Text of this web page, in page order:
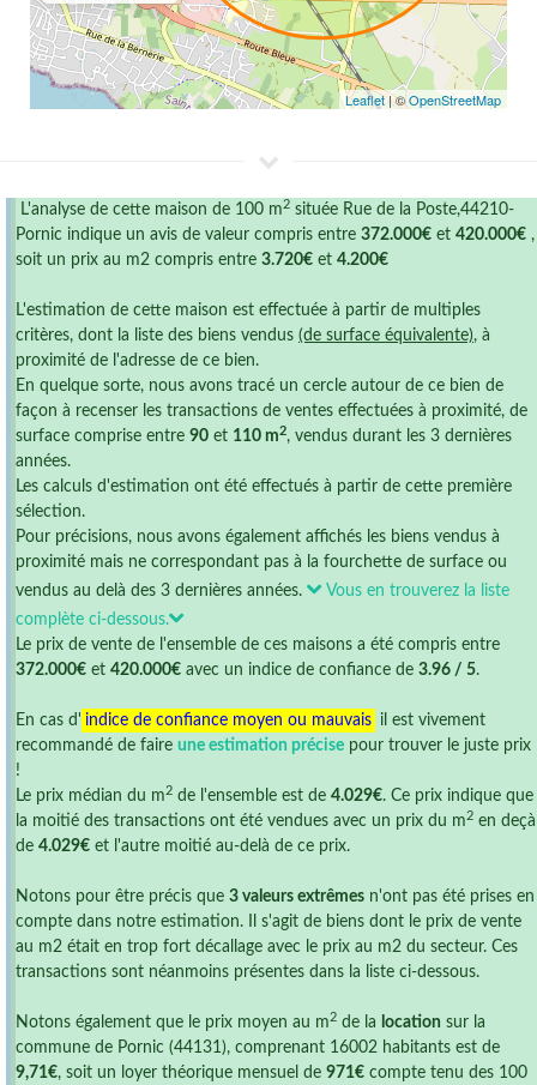
Leaflet| ©OpenStreetMap
L'analyse de cette maison de 100 m 2 située Rue de la Poste,44210-
Pornic indique un avis de valeur compris entre 372.000€ et 420.000€ ,
soit un prix au m2 compris entre 3.720€ et 4.200€
L'estimation de cette maison est effectuée à partir de multiples
critères, dont la liste des biens vendus (de surface équivalente), à
proximité de l'adresse de ce bien.
En quelque sorte, nous avons tracé un cercle autour de ce bien de
façon à recenser les transactions de ventes effectuées à proximité, de
surface comprise entre 90 et 110 m2, vendus durant les 3 dernières
années.
Les calculs d'estimation ont été effectués à partir de cette première
sélection.
Pour précisions, nous avons également affichés les biens vendus à
proximité mais ne correspondant pas à la fourchette de surface ou
vendus au delà des 3 dernières années.
Vous en trouverez la liste
complète ci-dessous.
Le prix de vente de l'ensemble de ces maisons a été compris entre
372.000€ et 420.000€ avec un indice de confiance de 3.96 / 5.
En cas d' indice de confiance moyen ou mauvais il est vivement
recommandé de faire une estimation précise pour trouver le juste prix
!
Le prix médian du m 2 de l'ensemble est de 4.029€. Ce prix indique que
la moitié des transactions ont été vendues avec un prix du m 2 en deçà
de 4.029€ et l'autre moitié au-delà de ce prix.
Notons pour être précis que 3 valeurs extrêmes n'ont pas été prises en
compte dans notre estimation. Il s'agit de biens dont le prix de vente
au m2 était en trop fort décallage avec le prix au m2 du secteur. Ces
transactions sont néanmoins présentes dans la liste ci-dessous.
Notons également que le prix moyen au m 2 de la location sur la
commune de Pornic (44131), comprenant 16002 habitants est de
9,71€, soit un loyer théorique mensuel de 971€ compte tenu des 100